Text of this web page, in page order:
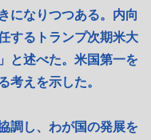
になりつつある。内向
するトランプ次期米大
と述べた。米国第一を
考えを示した。
調し、わが国の発展を